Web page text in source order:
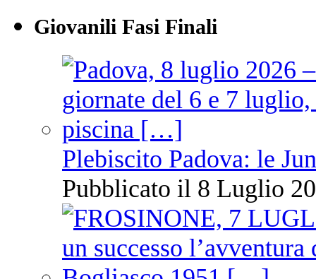
Giovanili Fasi Finali
Plebiscito Padova: le
Pubblicato il 8 Luglio